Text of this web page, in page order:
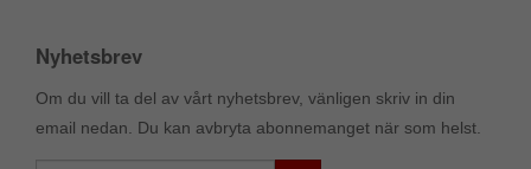
Nyhetsbrev
Om du vill ta del av vårt nyhetsbrev, vänligen skriv in din
email nedan. Du kan avbryta abonnemanget när som helst.